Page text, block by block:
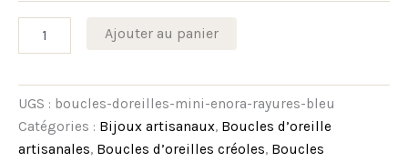
Ajouter au panier
UGS : boucles-doreilles-mini-enora-rayures-bleu
Catégories : Bijoux artisanaux, Boucles d’oreille
artisanales, Boucles d’oreilles créoles, Boucles